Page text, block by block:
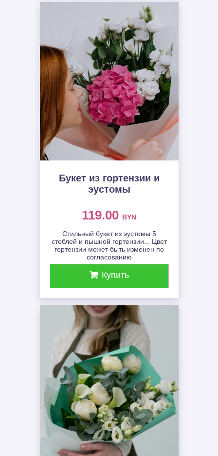
Букет из гортензии и
эустомы
119.00 BYN
Стильный букет из эустомы 5
стеблей и пышной гортензии... Цвет
гортензии может быть изменен по
согласованию
Купить